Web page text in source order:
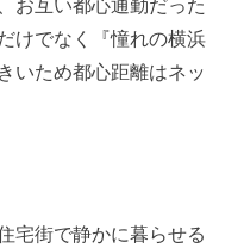
お互い都心通勤だった
けでなく『憧れの横浜
いため都心距離はネッ
宅街で静かに暮らせる